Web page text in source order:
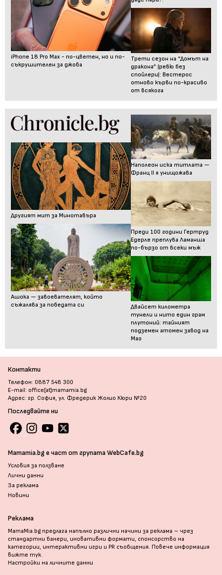
iPhone 18 Pro Max - по-цветен, но и по-
съкрушителен за джоба
Трети сезон на “Домът на
дракона” (ревю без
спойлери): Вестерос
отново кърви по-красиво
от всякога
Другият мит за Минотавъра
Ашока — завоевателят, който
съжалява за победата си
Наполеон иска титлата —
Франц II я унищожава
Преди 100 години Гертруд
Едерле преплува Ламанша
по-бързо от всеки мъж
Двайсет километра
тунели и нито един грам
плутоний: тайният
подземен атомен завод на
Мао
Контакти
Телефон: 0887 548 300
E-mail: office[at]mamamia.bg
Адрес: гр. София, ул. Фредерик Жолио Кюри №20
Последвайте ни
Mamamia.bg е част от групата WebCafe.bg
Условия за ползване
Лични данни
За реклама
Новини
Реклама
MamaMia.bg предлага напълно различни начини за реклама – чрез
стандартни банери, иновативни формати, спонсорство на
категории, интерактивни игри и PR съобщения. Повече информация
вижте тук.
Настройки на личните данни